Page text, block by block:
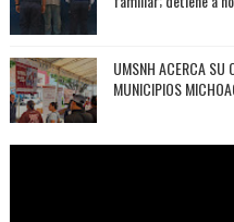
UMSNH ACERCA SU
MUNICIPIOS